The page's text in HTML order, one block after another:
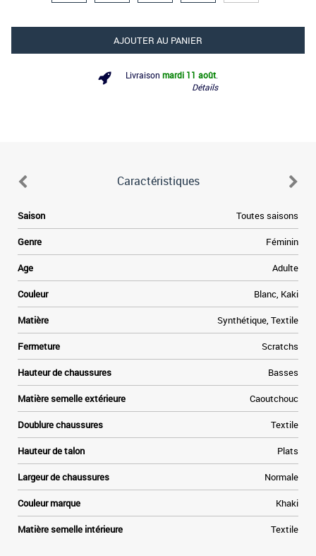
AJOUTER AU PANIER
Livraison mardi 11 août
Détails
Caractéristiques
Saison Toutes saisons
Genre Féminin
Age Adulte
Couleur Blanc, Kaki
Matière Synthétique, Textile
Fermeture Scratchs
Hauteur de chaussures Basses
Matière semelle extérieure Caoutchouc
Doublure chaussures Textile
Hauteur de talon Plats
Largeur de chaussures Normale
Couleur marque Khaki
Matière semelle intérieure Textile